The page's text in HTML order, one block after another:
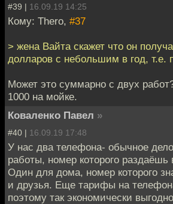
#39 | 16.09.19 14:25
Кому: Thero, #37
> жена Вайта скажет что он
долларов с небольшим в год, т.е.
Может это суммарно с двух
1000 на мойке.
Коваленко Павел »
#40 | 16.09.19 17:48
У нас два телефона- обычное
работы, номер которого раздаёшь
Один для дома, номер которого
и друзья. Еще тарифы на
поэтому так экономически